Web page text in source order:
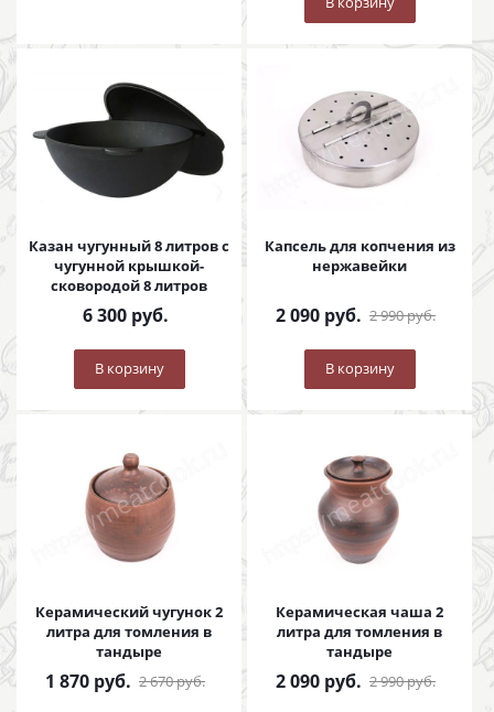
Казан чугунный 8 литров с
чугунной крышкой-
сковородой 8 литров
6 300руб.
В корзину
Капсель для копчения из
нержавейки
2 090 руб. 2 990руб.
В корзину
Керамический чугунок 2
литра для томления в
тандыре
1 870 руб. 2 670руб.
Керамическая чаша 2
литра для томления в
тандыре
2 090 руб. 2 990руб.